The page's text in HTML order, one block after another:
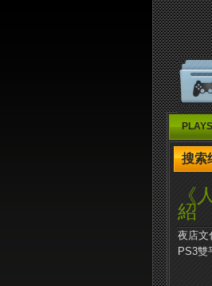
搜索
《
紹
夜店文
PS3雙